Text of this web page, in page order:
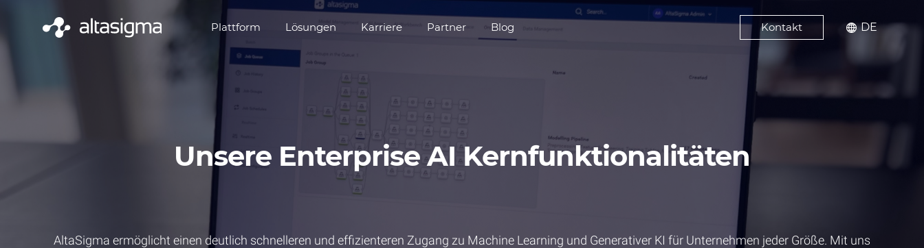
Plattform Lösungen Karriere Partner Blog Kontakt DE
Unsere Enterprise AI Kernfunktionalitäten
AltaSigma ermöglicht einen deutlich schnelleren und effizienteren Zugang zu Machine Learning und Generativer KI für Unternehmen jeder Größe. Mit uns